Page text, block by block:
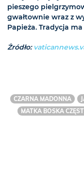
pieszego
gwałtownie wraz z
Papieża. Tradycja
Żródło:
CZARNA MADONNA
MATKA BOSKA